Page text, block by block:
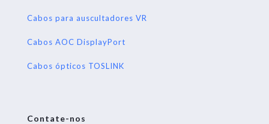
Cabos para auscultadores VR
Cabos AOC DisplayPort
Cabos ópticos TOSLINK
Contate-nos